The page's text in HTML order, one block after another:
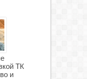
ТК
и